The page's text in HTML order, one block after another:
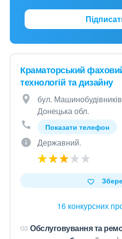
Краматорський
технологій та дизайну
бул.
Донецька обл.
Показати телефон
Державний.
16 конкурсних
G3 Обслуговування та